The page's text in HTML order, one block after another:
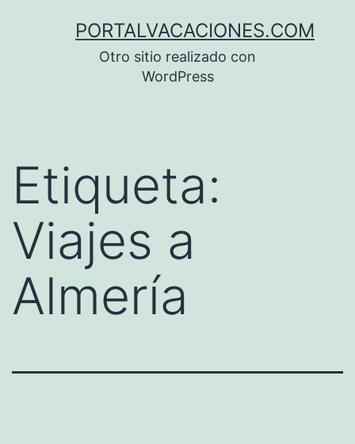
PORTALVACACIONES.COM
Otro sitio realizado con
WordPress
Etiqueta:
Viajes a
Almería